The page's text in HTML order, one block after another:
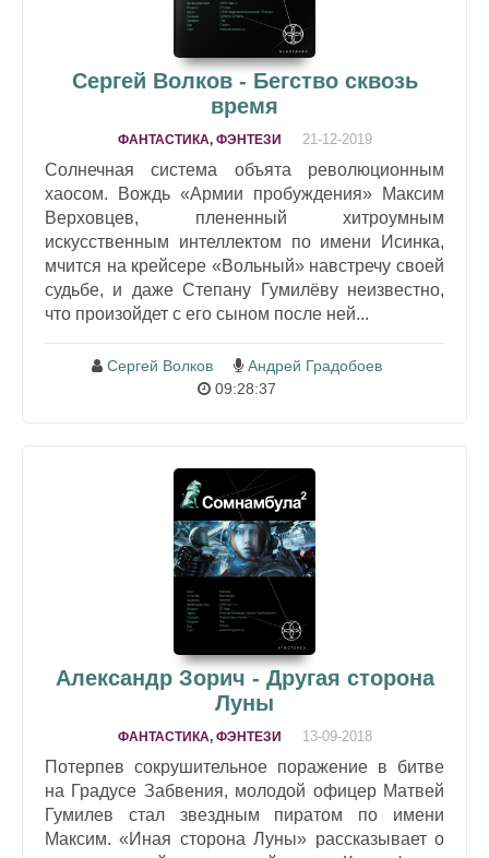
Сергей Волков - Бегство сквозь
время
ФАНТАСТИКА, ФЭНТЕЗИ 21-12-2019
Солнечная система объята революционным
хаосом. Вождь «Армии пробуждения» Максим
Верховцев, плененный хитроумным
искусственным интеллектом по имени Исинка,
мчится на крейсере «Вольный» навстречу своей
судьбе, и даже Степану Гумилёву неизвестно,
что произойдет с его сыном после ней...
Сергей Волков
Андрей Градобоев
09:28:37
Александр Зорич - Другая сторона
Луны
ФАНТАСТИКА, ФЭНТЕЗИ 13-09-2018
Потерпев сокрушительное поражение в битве
на Градусе Забвения, молодой офицер Матвей
Гумилев стал звездным пиратом по имени
Максим. «Иная сторона Луны» рассказывает о